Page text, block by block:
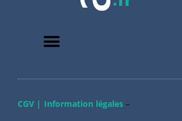
CGV | Information légales–